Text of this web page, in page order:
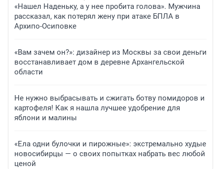
«Нашел Наденьку, а у нее пробита голова». Мужчина
рассказал, как потерял жену при атаке БПЛА в
Архипо-Осиповке
«Вам зачем он?»: дизайнер из Москвы за свои деньги
восстанавливает дом в деревне Архангельской
области
Не нужно выбрасывать и сжигать ботву помидоров и
картофеля! Как я нашла лучшее удобрение для
яблони и малины
«Ела одни булочки и пирожные»: экстремально худые
новосибирцы — о своих попытках набрать вес любой
ценой